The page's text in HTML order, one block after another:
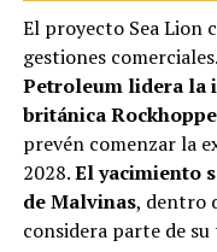
El proyecto Sea Lion
gestiones comerciales.
Petroleum lidera la
británica
prevén comenzar la
2028.El yacimiento
de Malvinas, dentro
considera parte de